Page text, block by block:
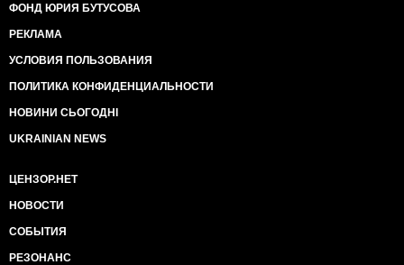
ФОНД ЮРИЯ БУТУСОВА
РЕКЛАМА
УСЛОВИЯ ПОЛЬЗОВАНИЯ
ПОЛИТИКА КОНФИДЕНЦИАЛЬНОСТИ
НОВИНИ СЬОГОДНІ
UKRAINIAN NEWS
ЦЕНЗОР.НЕТ
НОВОСТИ
СОБЫТИЯ
РЕЗОНАНС